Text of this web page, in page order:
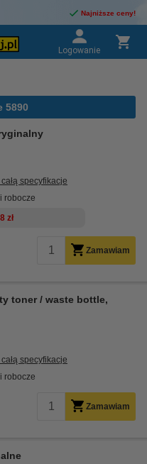
Najniższe ceny!
Logowanie
5890
specyfikacje
robocze
zł
Zamawiam
toner / waste bottle,
specyfikacje
robocze
Zamawiam